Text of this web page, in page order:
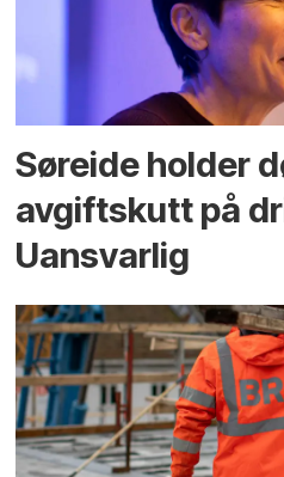
Søreide holder
avgiftskutt på
Uansvarlig